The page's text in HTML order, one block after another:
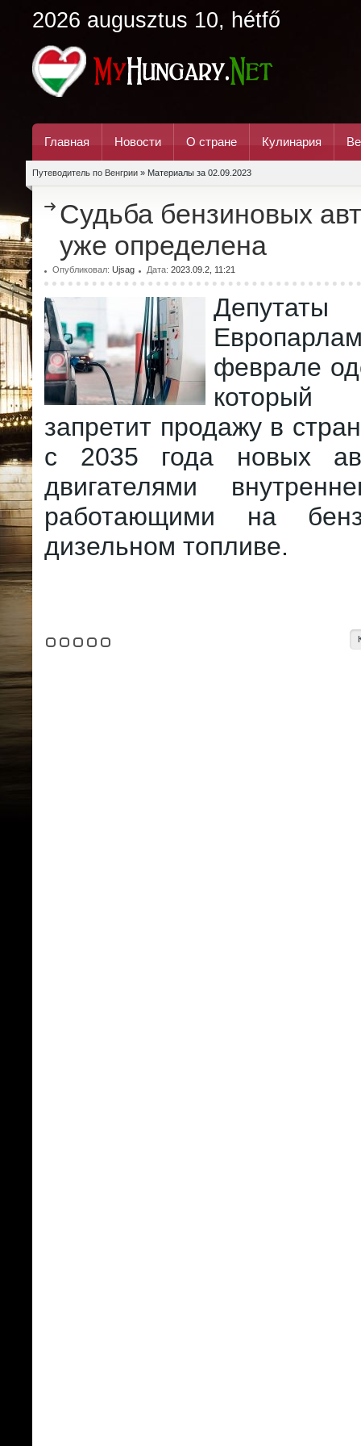
2026 augusztus 10, hétfő
Главная Новости О стране Кулинария
Путеводитель по Венгрии » Материалы за 02.09.2023
Судьба бензиновых
уже определена
Опубликовал: Ujsag Дата: 2023.09.2, 11:21
Депутаты
феврале
который
запретит продажу в
с 2035 года новых
двигателями
работающими на
дизельном топливе.